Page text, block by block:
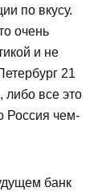
по вкусу.
очень
и не
21
либо все это
Россия чем-
банк